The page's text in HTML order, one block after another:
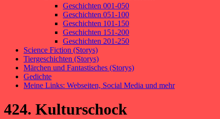
Geschichten 001-050
Geschichten 051-100
Geschichten 101-150
Geschichten 151-200
Geschichten 201-250
Science Fiction (Storys)
Tiergeschichten (Storys)
Märchen und Fantastisches (Storys)
Gedichte
Meine Links: Webseiten, Social Media und mehr
424. Kulturschock